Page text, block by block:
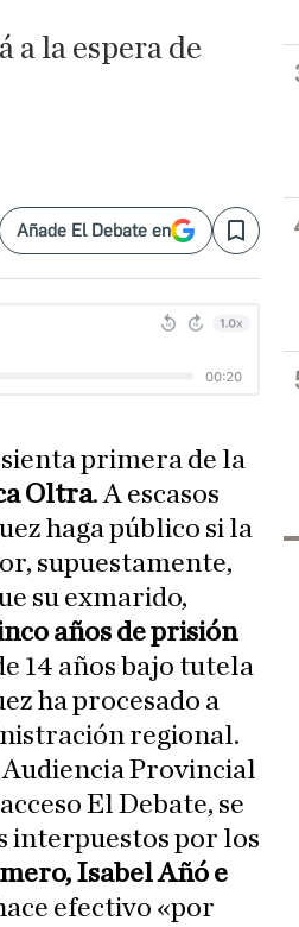
a la espera de
Añade El Debate en Save
primera de la
Oltra. A escasos
haga público si la
supuestamente,
su exmarido,
años de prisión
14 años bajo tutela
ha procesado a
regional.
Provincial
El Debate, se
interpuestos por los
Isabel Añó e
efectivo «por